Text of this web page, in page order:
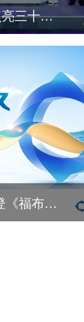
新华保险发布“三十年点亮三十城”全国人才计划
第378位！新华保险荣登《福布斯》全球500强